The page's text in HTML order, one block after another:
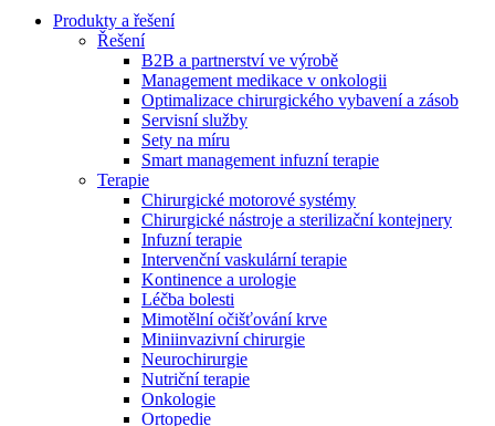
Produktový katalog​
Objevte naše produkty. Navštivte produktový katalog B.
Braun s našim kompletním produktovým portfoliem.
Odborné ambulance
Naše specializované ambulance jsou tu pro vás. Zvolte
specializaci a město, které potřebujete, a objednejte se do naší
Zůstaňte v dialogu s B. Braun. ​Kontaktujte nás.​
Produkty a řešení
Řešení
B2B a partnerství ve výrobě
Management medikace v onkologii
Optimalizace chirurgického vybavení a zásob
Servisní služby
Sety na míru
Smart management infuzní terapie​
Terapie
Chirurgické motorové systémy
Chirurgické nástroje a sterilizační kontejnery
Infuzní terapie
Intervenční vaskulární terapie
Kontinence a urologie
Léčba bolesti
Mimotělní očišťování krve
Miniinvazivní chirurgie
Neurochirurgie
Nutriční terapie
Onkologie
Ortopedie